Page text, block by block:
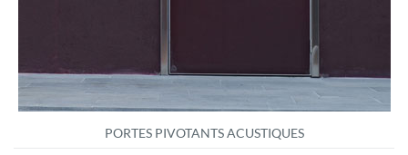
PORTES PIVOTANTS ACUSTIQUES